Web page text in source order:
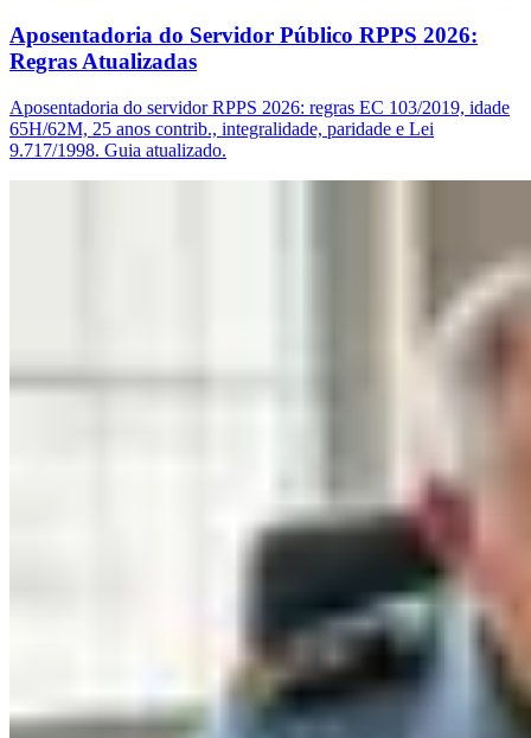
Aposentadoria do Servidor Público RPPS 2026:
Regras Atualizadas
Aposentadoria do servidor RPPS 2026: regras EC 103/2019, idade
65H/62M, 25 anos contrib., integralidade, paridade e Lei
9.717/1998. Guia atualizado.